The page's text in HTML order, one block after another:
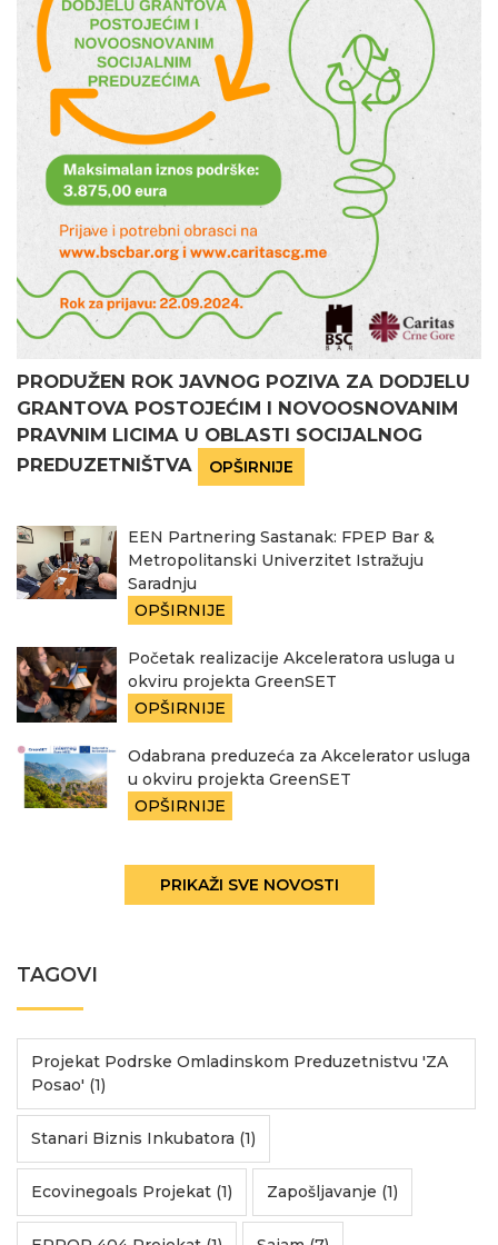
PRODUŽEN ROK JAVNOG POZIVA ZA DODJELU
GRANTOVA POSTOJEĆIM I NOVOOSNOVANIM
PRAVNIM LICIMA U OBLASTI SOCIJALNOG
PREDUZETNIŠTVA
OPŠIRNIJE
EEN Partnering Sastanak: FPEP Bar &
Metropolitanski Univerzitet Istražuju
Saradnju
OPŠIRNIJE
Početak realizacije Akceleratora usluga u
okviru projekta GreenSET
OPŠIRNIJE
Odabrana preduzeća za Akcelerator usluga
u okviru projekta GreenSET
OPŠIRNIJE
PRIKAŽI SVE NOVOSTI
TAGOVI
Projekat Podrske Omladinskom Preduzetnistvu 'ZA
Posao' (1)
Stanari Biznis Inkubatora (1)
Ecovinegoals Projekat (1) Zapošljavanje (1)